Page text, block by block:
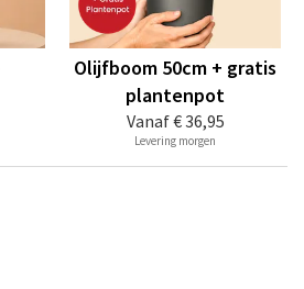
Vanaf€ 36,95
Olijfboom 50cm + gratis
plantenpot
Levering morgen